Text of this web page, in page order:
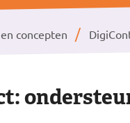
concepten